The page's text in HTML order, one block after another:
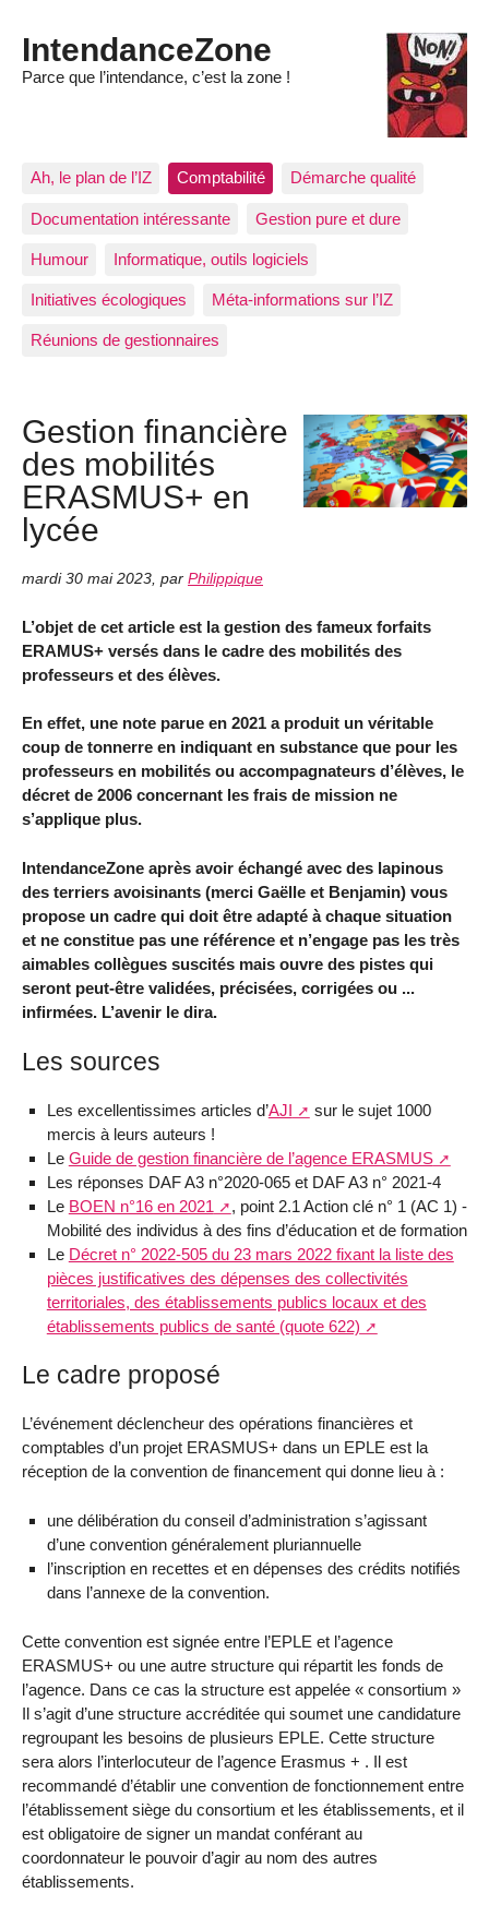
IntendanceZone
Parce que l’intendance, c’est la zone !
Ah, le plan de l’IZ Comptabilité Démarche qualité
Documentation intéressante Gestion pure et dure
Humour Informatique, outils logiciels
Initiatives écologiques Méta-informations sur l’IZ
Réunions de gestionnaires
Gestion financière
des mobilités
ERASMUS+ en
lycée
mardi 30 mai 2023 par Philippique
L’objet de cet article est la gestion des fameux forfaits
ERAMUS+ versés dans le cadre des mobilités des
professeurs et des élèves.
En effet, une note parue en 2021 a produit un véritable
coup de tonnerre en indiquant en substance que pour les
professeurs en mobilités ou accompagnateurs d’élèves, le
décret de 2006 concernant les frais de mission ne
s’applique plus.
IntendanceZone après avoir échangé avec des lapinous
des terriers avoisinants (merci Gaëlle et Benjamin) vous
propose un cadre qui doit être adapté à chaque situation
et ne constitue pas une référence et n’engage pas les très
aimables collègues suscités mais ouvre des pistes qui
seront peut-être validées, précisées, corrigées ou ...
infirmées. L’avenir le dira.
Les sources
Les excellentissimes articles d’AJI
sur le sujet 1000
mercis à leurs auteurs !
Le Guide de gestion financière de l’agence ERASMUS
Les réponses DAF A3 n°2020-065 et DAF A3 n° 2021-4
Le BOEN n°16 en 2021
, point 2.1 Action clé n° 1 (AC 1) -
Mobilité des individus à des fins d’éducation et de formation
Le Décret n° 2022-505 du 23 mars 2022 fixant la liste des
pièces justificatives des dépenses des collectivités
territoriales, des établissements publics locaux et des
établissements publics de santé (quote 622)
Le cadre proposé
L’événement déclencheur des opérations financières et
comptables d’un projet ERASMUS+ dans un EPLE est la
réception de la convention de financement qui donne lieu à :
une délibération du conseil d’administration s’agissant
d’une convention généralement pluriannuelle
l’inscription en recettes et en dépenses des crédits notifiés
dans l’annexe de la convention.
Cette convention est signée entre l’EPLE et l’agence
ERASMUS+ ou une autre structure qui répartit les fonds de
l’agence. Dans ce cas la structure est appelée « consortium »
Il s’agit d’une structure accréditée qui soumet une candidature
regroupant les besoins de plusieurs EPLE. Cette structure
sera alors l’interlocuteur de l’agence Erasmus + . Il est
recommandé d’établir une convention de fonctionnement entre
l’établissement siège du consortium et les établissements, et il
est obligatoire de signer un mandat conférant au
coordonnateur le pouvoir d’agir au nom des autres
établissements.